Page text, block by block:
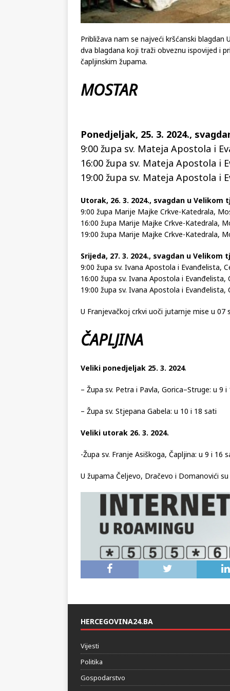
Približava nam se najveći kršćanski
dva blagdana koji traži obveznu ispovijed i
čapljinskim župama.
MOSTAR
Ponedjeljak, 25. 3. 2024.,
9:00 župa sv. Mateja Apostola i
16:00 župa sv. Mateja Apostola i
19:00 župa sv. Mateja Apostola i
Utorak, 26. 3. 2024., svagdan u Velikom
9:00 župa Marije Majke Crkve-Katedrala,
16:00 župa Marije Majke Crkve-Katedrala,
19:00 župa Marije Majke Crkve-Katedrala,
Srijeda, 27. 3. 2024., svagdan u Velikom
9:00 župa sv. Ivana Apostola i Evanđelista,
16:00 župa sv. Ivana Apostola i Evanđelista,
19:00 župa sv. Ivana Apostola i Evanđelista,
U Franjevačkoj crkvi uoči jutarnje mise u
ČAPLJINA
Veliki ponedjeljak 25. 3. 2024.
– Župa sv. Petra i Pavla, Gorica–Struge: u 9 i
– Župa sv. Stjepana Gabela: u 10 i 18 sati
Veliki utorak 26. 3. 2024.
-Župa sv. Franje Asiškoga, Čapljina: u 9 i 16
U župama Čeljevo, Dračevo i Domanovići
HERCEGOVINA24.BA
Vijesti
Politika
Gospodarstvo